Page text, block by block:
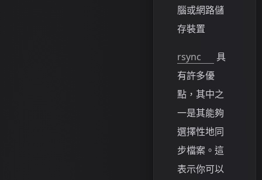
腦或網路儲
存裝置
rsync
具
有許多優
點，其中之
一是其能夠
選擇性地同
步檔案。這
表示你可以